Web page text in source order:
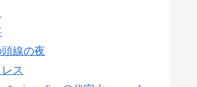
線の夜
ス